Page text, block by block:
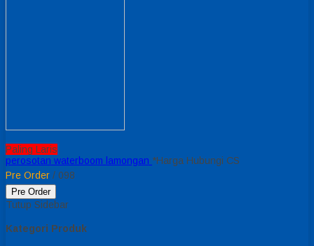
Paling Laris
perosotan waterboom lamongan *Harga Hubungi CS
Pre Order / 098
Pre Order
Tutup Sidebar
Kategori Produk